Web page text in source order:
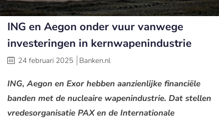
ING en Aegon onder vuur vanwege
investeringen in kernwapenindustrie
24 februari 2025 Banken.nl
ING, Aegon en Exor hebben aanzienlijke financiële
banden met de nucleaire wapenindustrie. Dat stellen
vredesorganisatie PAX en de Internationale